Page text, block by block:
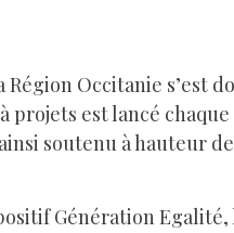
Région Occitanie s’est
projets est lancé
soutenu à hauteur
Génération